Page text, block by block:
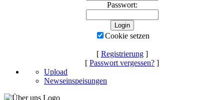
Passwort:
Cookie setzen
[ Registrierung]
[ Passwort vergessen? ]
Upload
Newseinspeisungen